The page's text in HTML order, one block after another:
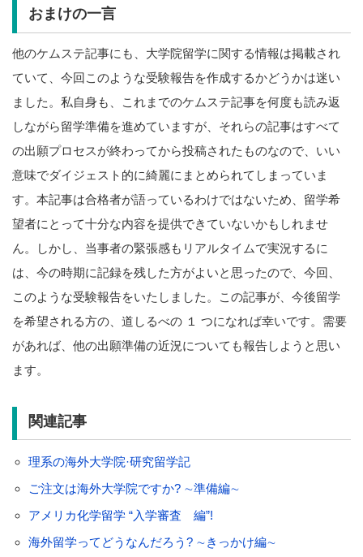
おまけの一言
他のケムステ記事にも、大学院留学に関する情報は掲載され
ていて、今回このような受験報告を作成するかどうかは迷い
ました。私自身も、これまでのケムステ記事を何度も読み返
しながら留学準備を進めていますが、それらの記事はすべて
の出願プロセスが終わってから投稿されたものなので、いい
意味でダイジェスト的に綺麗にまとめられてしまっていま
す。本記事は合格者が語っているわけではないため、留学希
望者にとって十分な内容を提供できていないかもしれませ
ん。しかし、当事者の緊張感もリアルタイムで実況するに
は、今の時期に記録を残した方がよいと思ったので、今回、
このような受験報告をいたしました。この記事が、今後留学
を希望される方の、道しるべの １ つになれば幸いです。需要
があれば、他の出願準備の近況についても報告しようと思い
ます。
関連記事
理系の海外大学院·研究留学記
ご注文は海外大学院ですか? ∼準備編∼
アメリカ化学留学 “入学審査 編”!
海外留学ってどうなんだろう? ∼きっかけ編∼